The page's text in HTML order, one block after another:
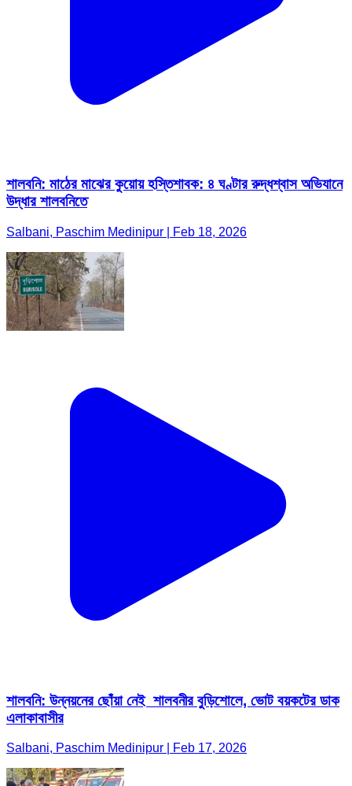
শালবনি: মাঠের মাঝের কুয়োয় হস্তিশাবক: ৪ ঘণ্টার রুদ্ধশ্বাস অভিযানে
উদ্ধার শালবনিতে
Salbani, Paschim Medinipur | Feb 18, 2026
শালবনি: উন্নয়নের ছোঁয়া নেই শালবনীর বুড়িশোলে, ভোট বয়কটের ডাক
এলাকাবাসীর
Salbani, Paschim Medinipur | Feb 17, 2026